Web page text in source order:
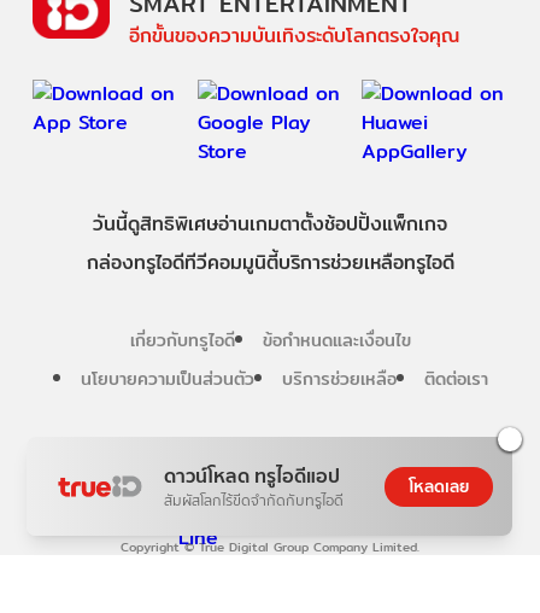
ดาวน์โหลด ทรูไอดีแอป
สัมผัสโลกไร้ขีดจำกัดกับทรูไอดี
โหลดเลย
Copyright © True Digital Group Company Limited.
อีกขั้นของความบันเทิงระดับโลกตรงใจคุณ
วันนี้ดูสิทธิพิเศษอ่านเกมตาตั้งช้อปปิ้งแพ็กเกจ
กล่องทรูไอดีทีวีคอมมูนิตี้บริการช่วยเหลือทรูไอดี
เกี่ยวกับทรูไอดี
ข้อกำหนดและเงื่อนไข
นโยบายความเป็นส่วนตัว
บริการช่วยเหลือ ติดต่อเรา